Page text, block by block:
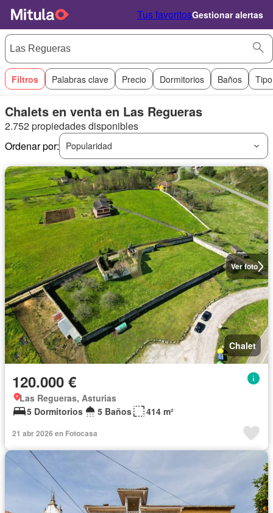
Tus favoritosGestionar alertas
Filtros Palabras clave Precio Dormitorios Baños
Chalets en venta en Las Regueras
2.752 propiedades disponibles
Ordenar por:
Popularidad
Ver foto
Chalet
120.000 €
Las Regueras, Asturias
5 Dormitorios
5 Baños 414 m²
21 abr 2026 en Fotocasa